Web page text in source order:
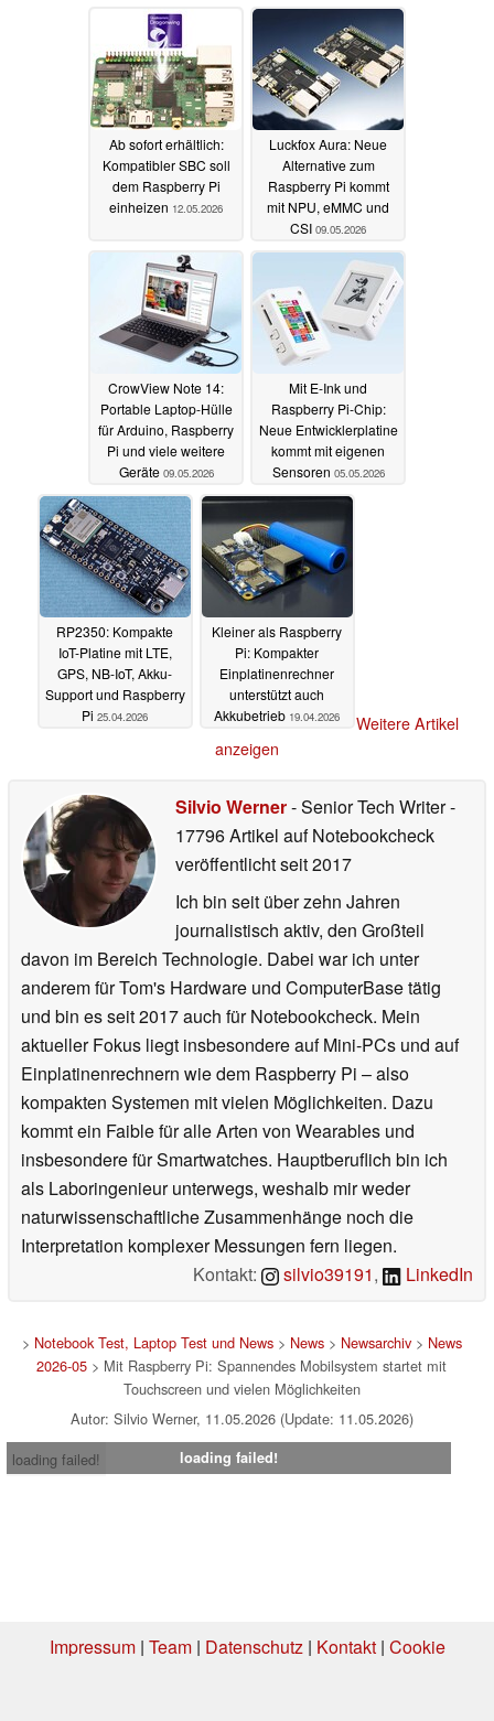
Ab sofort erhältlich:
Kompatibler SBC soll
dem Raspberry Pi
einheizen 12.05.2026
Luckfox Aura: Neue
Alternative zum
Raspberry Pi kommt
mit NPU, eMMC und
CSI 09.05.2026
CrowView Note 14:
Portable Laptop-Hülle
für Arduino, Raspberry
Pi und viele weitere
Geräte 09.05.2026
Mit E-Ink und
Raspberry Pi-Chip:
Neue Entwicklerplatine
kommt mit eigenen
Sensoren 05.05.2026
RP2350: Kompakte
IoT-Platine mit LTE,
GPS, NB-IoT, Akku-
Support und Raspberry
Pi 25.04.2026
Kleiner als Raspberry
Pi: Kompakter
Einplatinenrechner
unterstützt auch
Akkubetrieb 19.04.2026
Weitere Artikel
anzeigen
Silvio Werner- Senior Tech Writer-
17796 Artikel auf Notebookcheck
veröffentlichtseit 2017
Ich bin seit über zehn Jahren
journalistisch aktiv, den Großteil
davon im Bereich Technologie. Dabei war ich unter
anderem für Tom's Hardware und ComputerBase tätig
und bin es seit 2017 auch für Notebookcheck. Mein
aktueller Fokus liegt insbesondere auf Mini-PCs und auf
Einplatinenrechnern wie dem Raspberry Pi – also
kompakten Systemen mit vielen Möglichkeiten. Dazu
kommt ein Faible für alle Arten von Wearables und
insbesondere für Smartwatches. Hauptberuflich bin ich
als Laboringenieur unterwegs, weshalb mir weder
naturwissenschaftliche Zusammenhänge noch die
Interpretation komplexer Messungen fern liegen.
Kontakt:
silvio39191, LinkedIn
> Notebook Test, Laptop Test und News> News> Newsarchiv> News
2026-05 > Mit Raspberry Pi: Spannendes Mobilsystem startet mit
Touchscreen und vielen Möglichkeiten
Autor: Silvio Werner, 11.05.2026 (Update: 11.05.2026)
loading failed!
loading failed!
Impressum| Team| Datenschutz| Kontakt| Cookie